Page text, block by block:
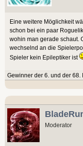
Eine weitere Möglichkeit
schon bei ein paar
wohin man gerade schaut.
wechselnd an die
Spieler kein Epileptiker ist
Gewinner der 6. und der 68.
Moderator